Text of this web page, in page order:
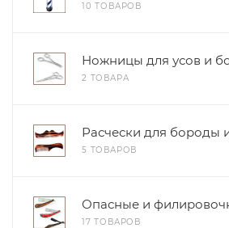
10 ТОВАРОВ
Ножницы для усов и
2 ТОВАРА
Расчески для бороды
5 ТОВАРОВ
Опасные и
17 ТОВАРОВ